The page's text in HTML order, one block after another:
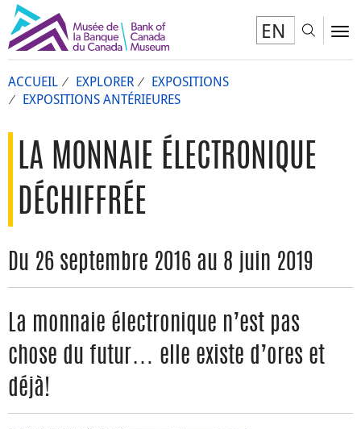
EN
ACCUEIL EXPLORER
EXPOSITIONS
EXPOSITIONS ANTÉRIEURES
LA MONNAIE ÉLECTRONIQUE
DÉCHIFFRÉE
Du 26 septembre 2016 au 8 juin 2019
La monnaie électronique n’est pas
chose du futur… elle existe d’ores et
déjà!